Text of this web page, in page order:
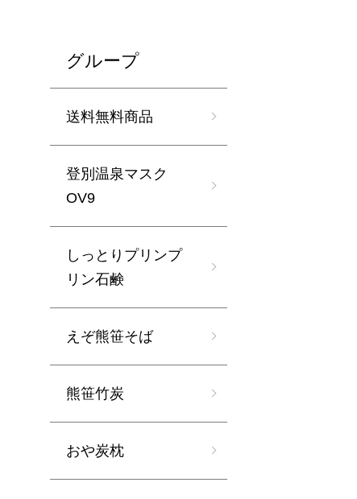
グループ
送料無料商品
登別温泉マスク
OV9
しっとりプリンプ
リン石鹸
えぞ熊笹そば
熊笹竹炭
おや炭枕